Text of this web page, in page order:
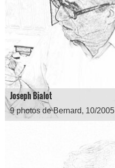
Joseph Bialot
9 photos de Bernard, 10/2005